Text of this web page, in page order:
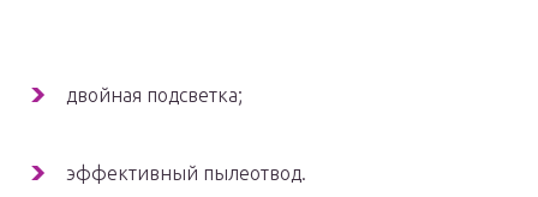
двойная подсветка;
эффективный пылеотвод.